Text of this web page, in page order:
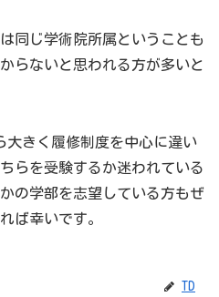
同じ学術院所属ということも
らないと思われる方が多いと
大きく履修制度を中心に違い
らを受験するか迷われている
の学部を志望している方もぜ
ば幸いです。
TD